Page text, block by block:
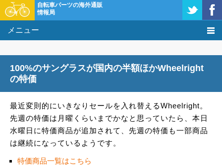
自転車パーツの海外通販
情報局
メニュー
購入方法
クーポン＆セール
100%のサングラスが国内の半額ほかWheelright
の特価
最近変則的にいきなりセールを入れ替えるWheelright。
先週の特価は月曜くらいまでかなと思っていたら、本日
水曜日に特価商品が追加されて、先週の特価も一部商品
は継続になっているようです。
特価商品一覧はこちら